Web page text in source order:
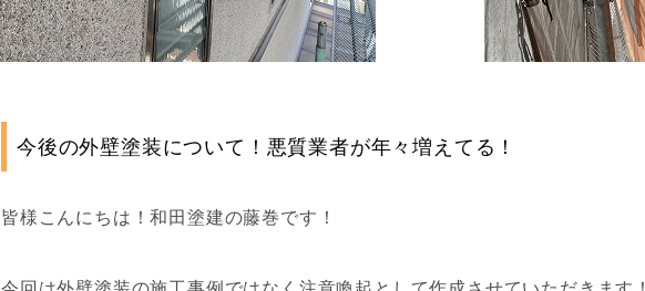
今後の外壁塗装について！悪質業者が年々増えてる！
皆様こんにちは！和田塗建の藤巻です！